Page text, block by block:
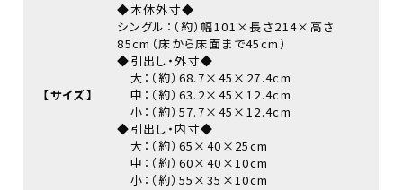
【サイズ】
◆本体外寸◆
シングル：（約）幅101×長さ214×高さ
85cm（床から床面まで45cm）
◆引出し・外寸◆
大：（約）68.7×45×27.4cm
中：（約）63.2×45×12.4cm
小：（約）57.7×45×12.4cm
◆引出し・内寸◆
大：（約）65×40×25cm
中：（約）60×40×10cm
小：（約）55×35×10cm